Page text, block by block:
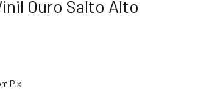
Ouro Salto Alto
Pix